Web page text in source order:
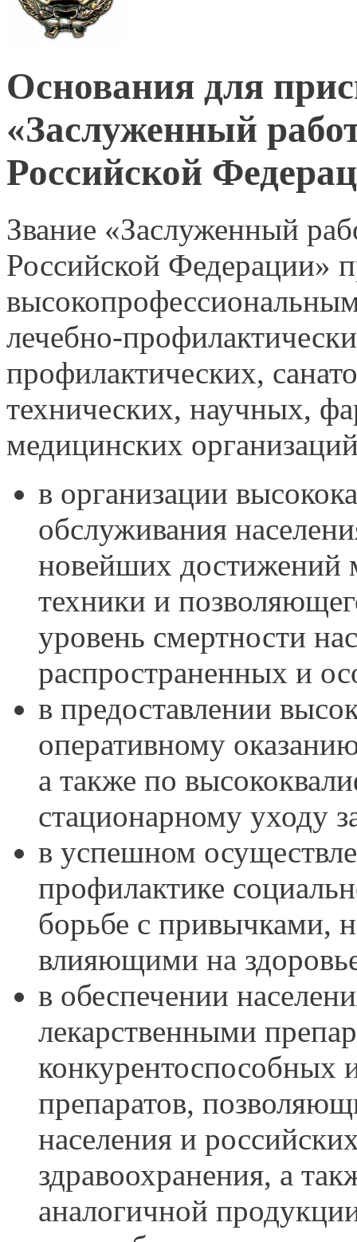
Основания для
«Заслуженный
Российской
Звание «Заслуженный
Российской Федерации»
лечебно-
профилактических,
технических, научных,
медицинских
в организации
обслуживания
новейших достижений
техники и
уровень смертности
распространенных и
в предоставлении
оперативному
а также по
стационарному уходу
в успешном
профилактике
борьбе с привычками,
влияющими на
в обеспечении
лекарственными
конкурентоспособных
препаратов,
населения и
здравоохранения, а
аналогичной